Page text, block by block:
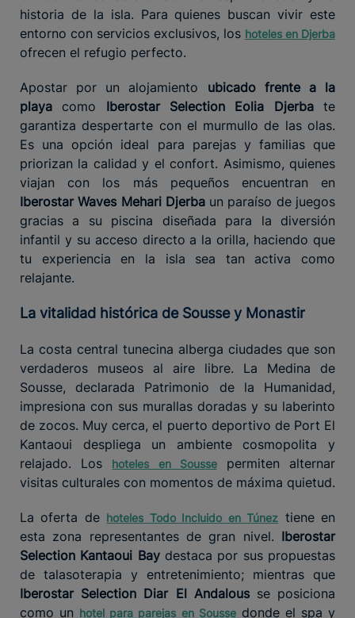
historia de la isla. Para quienes buscan vivir este
entorno con servicios exclusivos, los hoteles en Djerba
ofrecen el refugio perfecto.
Apostar por un alojamiento ubicado frente a la
playa como Iberostar Selection Eolia Djerbate
garantiza despertarte con el murmullo de las olas.
Es una opción ideal para parejas y familias que
priorizan la calidad y el confort. Asimismo, quienes
viajan con los más pequeños encuentran en
Iberostar Waves Mehari Djerbaun paraíso de juegos
gracias a su piscina diseñada para la diversión
infantil y su acceso directo a la orilla, haciendo que
tu experiencia en la isla sea tan activa como
relajante.
La vitalidad histórica de Sousse y Monastir
La costa central tunecina alberga ciudades que son
verdaderos museos al aire libre. La Medina de
Sousse, declarada Patrimonio de la Humanidad,
impresiona con sus murallas doradas y su laberinto
de zocos. Muy cerca, el puerto deportivo de Port El
Kantaoui despliega un ambiente cosmopolita y
relajado. Los
hoteles en Soussepermiten alternar
visitas culturales con momentos de máxima quietud.
La oferta de hoteles Todo Incluido en Túnez tiene en
esta zona representantes de gran nivel. Iberostar
Selection Kantaoui Baydestaca por sus propuestas
de talasoterapia y entretenimiento; mientras que
Iberostar Selection Diar El Andalousse posiciona
como un hotel para parejas en Soussedonde el spa y